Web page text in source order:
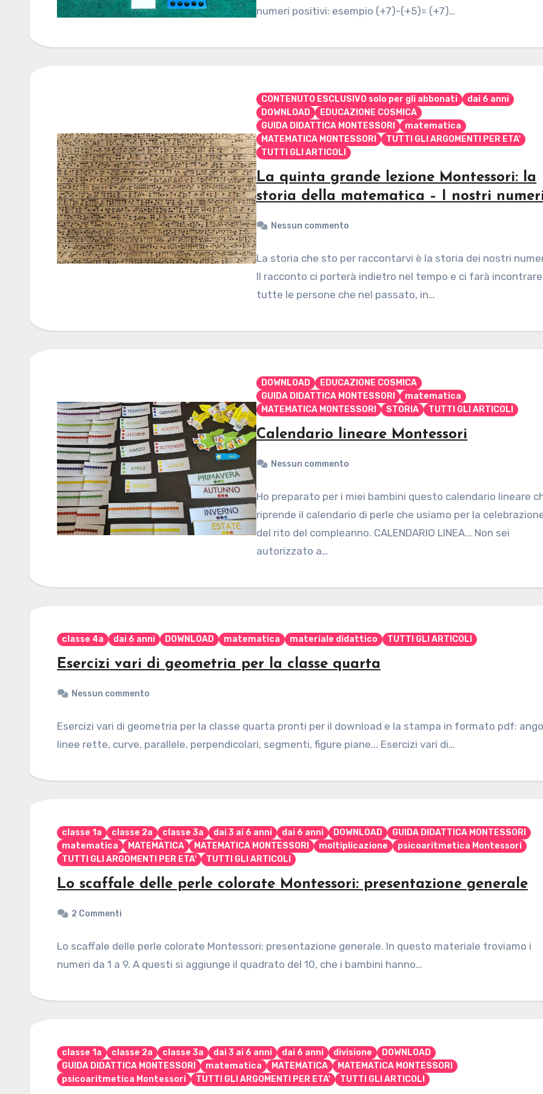
numeri positivi: esempio (+7)-(+5)= (+7)…
CONTENUTO ESCLUSIVO solo per gli abbonati
dai 6 anni
DOWNLOAD
EDUCAZIONE COSMICA
GUIDA DIDATTICA MONTESSORI
matematica
MATEMATICA MONTESSORI
TUTTI GLI ARGOMENTI PER ETA'
TUTTI GLI ARTICOLI
La quinta grande lezione Montessori: la
storia della matematica – I nostri
Nessun commento
La storia che sto per raccontarvi è la storia dei nostri
Il racconto ci porterà indietro nel tempo e ci farà incontrare
tutte le persone che nel passato, in…
DOWNLOAD
EDUCAZIONE COSMICA
GUIDA DIDATTICA MONTESSORI
matematica
MATEMATICA MONTESSORI
STORIA TUTTI GLI ARTICOLI
Calendario lineare Montessori
Nessun commento
Ho preparato per i miei bambini questo calendario lineare
riprende il calendario di perle che usiamo per la
del rito del compleanno. CALENDARIO LINEA... Non sei
autorizzato a…
classe 4a dai 6 anni DOWNLOAD matematica materiale didattico TUTTI GLI ARTICOLI
Esercizi vari di geometria per la classe quarta
Nessun commento
Esercizi vari di geometria per la classe quarta pronti per il download e la stampa in formato pdf:
linee rette, curve, parallele, perpendicolari, segmenti, figure piane... Esercizi vari di…
classe 1a classe 2a classe 3a dai 3 ai 6 anni dai 6 anni DOWNLOAD
GUIDA DIDATTICA MONTESSORI
matematica
MATEMATICA MATEMATICA MONTESSORI moltiplicazione
psicoaritmetica Montessori
TUTTI GLI ARGOMENTI PER ETA'
TUTTI GLI ARTICOLI
Lo scaffale delle perle colorate Montessori: presentazione generale
2 Commenti
Lo scaffale delle perle colorate Montessori: presentazione generale. In questo materiale troviamo i
numeri da 1 a 9. A questi si aggiunge il quadrato del 10, che i bambini hanno…
classe 1a classe 2a classe 3a dai 3 ai 6 anni dai 6 anni divisione
DOWNLOAD
GUIDA DIDATTICA MONTESSORI
matematica MATEMATICA
MATEMATICA MONTESSORI
psicoaritmetica Montessori
TUTTI GLI ARGOMENTI PER ETA' TUTTI GLI ARTICOLI